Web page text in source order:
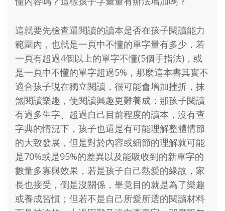
這就要先檢查還閱讀的讀本是否在孩子閱讀能力
範圍內，也就是一頁中不懂的單字量有多少，若
一頁有超過4個以上的單字不懂(5個手指法)，或
是一頁中不懂的單字超過5%，那麼這本書其實不
適合孩子現在獨立閱讀，很可能會增加挫折，抹
煞閱讀樂趣，使閱讀興趣更難養成；那孩子閱讀
有過多生字、超過自己目前程度的讀本，沒有查
字典的情況下，孩子也還是有可能理解整體情節
的大致發展，但是對於內容或細節的理解就可能
是70%或是95%的差異以及能吸收到的新單字的
數量多寡與效果，若是孩子自己熱愛的緣故，家
長也接受，倒是沒關係，畢竟目的就是為了樂趣
或養成習慣；但若不是自己所愛所選的閱讀材料